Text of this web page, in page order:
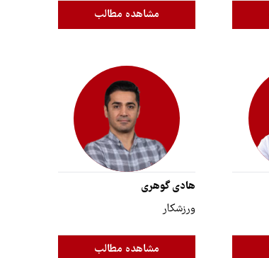
مشاهده مطالب
هادی گوهری
ورزشکار
مشاهده مطالب